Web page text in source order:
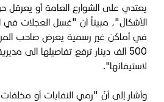
يعتدي على الشوارع العامة أو يعرقل
الأشكال"، مبيناً أن "غسل العجلات في
في أماكن غير رسمية يعرض صاحب
500 ألف دينار ترفع تفاصيلها الى
لاستيفائها".
وأشار إلى أنّ "رمي النفايات أو مخلفات